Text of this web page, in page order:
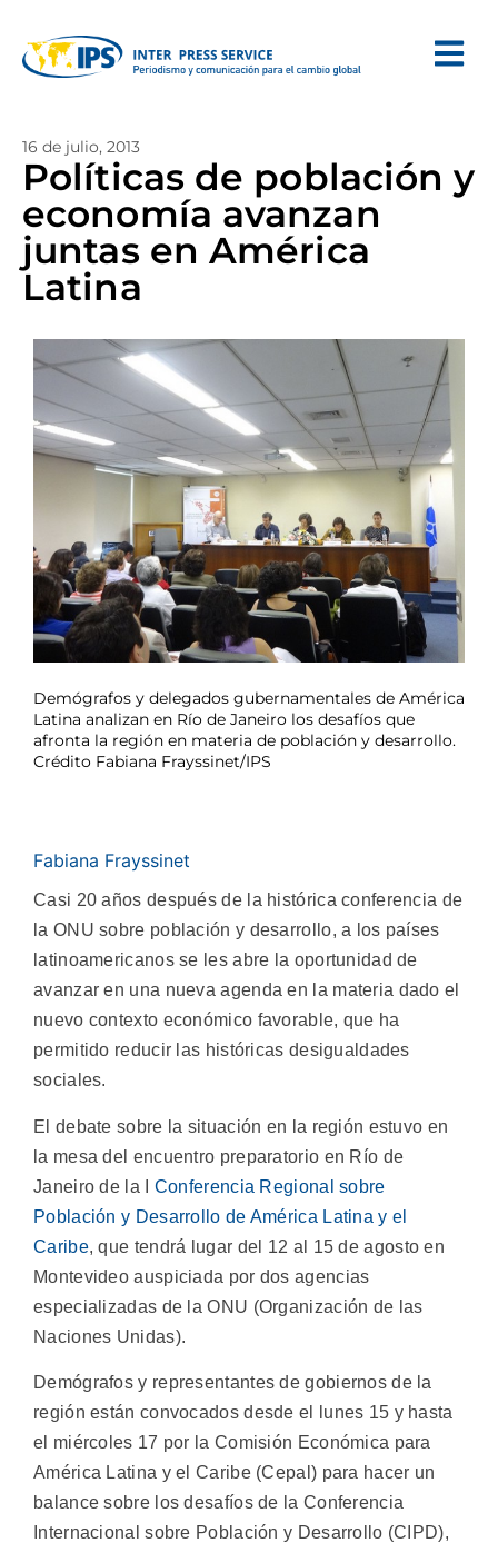
16 de julio, 2013
Políticas de población y
economía avanzan
juntas en América
Latina
Demógrafos y delegados gubernamentales de América
Latina analizan en Río de Janeiro los desafíos que
afronta la región en materia de población y desarrollo.
Crédito Fabiana Frayssinet/IPS
Fabiana Frayssinet
Casi 20 años después de la histórica conferencia de
la ONU sobre población y desarrollo, a los países
latinoamericanos se les abre la oportunidad de
avanzar en una nueva agenda en la materia dado el
nuevo contexto económico favorable, que ha
permitido reducir las históricas desigualdades
sociales.
El debate sobre la situación en la región estuvo en
la mesa del encuentro preparatorio en Río de
Janeiro de la I Conferencia Regional sobre
Población y Desarrollo de América Latina y el
Caribe, que tendrá lugar del 12 al 15 de agosto en
Montevideo auspiciada por dos agencias
especializadas de la ONU (Organización de las
Naciones Unidas).
Demógrafos y representantes de gobiernos de la
región están convocados desde el lunes 15 y hasta
el miércoles 17 por la Comisión Económica para
América Latina y el Caribe (Cepal) para hacer un
balance sobre los desafíos de la Conferencia
Internacional sobre Población y Desarrollo (CIPD),